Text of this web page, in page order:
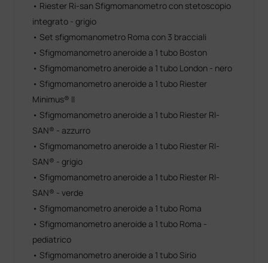
• Riester Ri-san Sfigmomanometro con stetoscopio
integrato - grigio
• Set sfigmomanometro Roma con 3 bracciali
• Sfigmomanometro aneroide a 1 tubo Boston
• Sfigmomanometro aneroide a 1 tubo London - nero
• Sfigmomanometro aneroide a 1 tubo Riester
Minimus® II
• Sfigmomanometro aneroide a 1 tubo Riester RI-
SAN® - azzurro
• Sfigmomanometro aneroide a 1 tubo Riester RI-
SAN® - grigio
• Sfigmomanometro aneroide a 1 tubo Riester RI-
SAN® - verde
• Sfigmomanometro aneroide a 1 tubo Roma
• Sfigmomanometro aneroide a 1 tubo Roma -
pediatrico
• Sfigmomanometro aneroide a 1 tubo Sirio